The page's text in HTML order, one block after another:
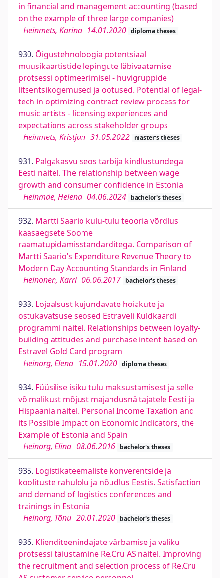
in financial and management accounting (based
on the example of three large companies)
Heinmets, Karina 14.01.2020 diploma theses
930. Õigustehnoloogia potentsiaal
muusikaartistide lepingute läbivaatamise
protsessi optimeerimisel - huvigruppide
litsentsikogemused ja ootused. Potential of legal-
tech in optimizing contract review process for
music artists - licensing experiences and
expectations across stakeholder groups
Heinmets, Kristjan 31.05.2022 master's theses
931. Palgakasvu seos tarbija kindlustundega
Eesti näitel. The relationship between wage
growth and consumer confidence in Estonia
Heinmäe, Helena 04.06.2024 bachelor's theses
932. Martti Saario kulu-tulu teooria võrdlus
kaasaegsete Soome
raamatupidamisstandarditega. Comparison of
Martti Saario’s Expenditure Revenue Theory to
Modern Day Accounting Standards in Finland
Heinonen, Karri 06.06.2017 bachelor's theses
933. Lojaalsust kujundavate hoiakute ja
ostukavatsuse seosed Estraveli Kuldkaardi
programmi näitel. Relationships between loyalty-
building attitudes and purchase intent based on
Estravel Gold Card program
Heinorg, Elena 15.01.2020 diploma theses
934. Füüsilise isiku tulu maksustamisest ja selle
võimalikust mõjust majandusnäitajatele Eesti ja
Hispaania näitel. Personal Income Taxation and
its Possible Impact on Economic Indicators, the
Example of Estonia and Spain
Heinorg, Elina 08.06.2016 bachelor's theses
935. Logistikateemaliste konverentside ja
koolituste rahulolu ja nõudlus Eestis. Satisfaction
and demand of logistics conferences and
trainings in Estonia
Heinorg, Tõnu 20.01.2020 bachelor's theses
936. Klienditeenindajate värbamise ja valiku
protsessi täiustamine Re.Cru AS näitel. Improving
the recruitment and selection process of Re.Cru